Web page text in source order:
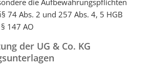
74 Abs. 2 und 257 Abs. 4, 5 HGB
147 AO
der UG & Co. KG